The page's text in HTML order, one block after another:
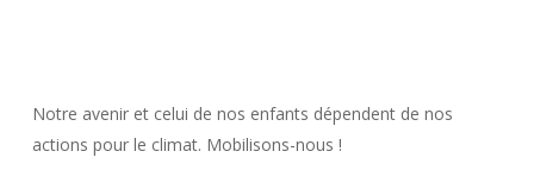
Notre avenir et celui de nos enfants dépendent de nos
actions pour le climat. Mobilisons-nous !